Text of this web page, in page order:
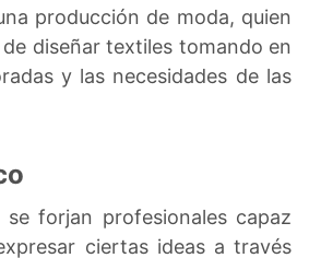
producción de moda, quien
diseñar textiles tomando en
y las necesidades de las
forjan profesionales capaz
ciertas ideas a través